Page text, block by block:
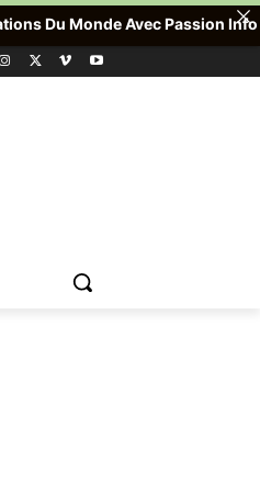
Du Monde Avec Passion Info